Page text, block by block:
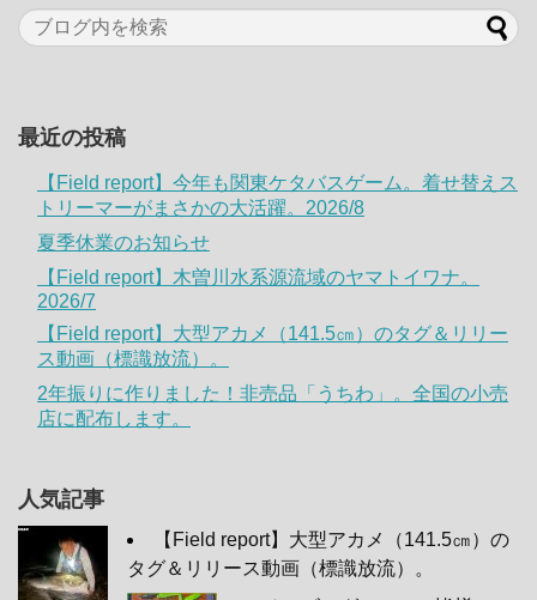
最近の投稿
【Field report】今年も関東ケタバスゲーム。着せ替えス
トリーマーがまさかの大活躍。2026/8
夏季休業のお知らせ
【Field report】木曽川水系源流域のヤマトイワナ。
2026/7
【Field report】大型アカメ（141.5㎝）のタグ＆リリー
ス動画（標識放流）。
2年振りに作りました！非売品「うちわ」。全国の小売
店に配布します。
人気記事
【Field report】大型アカメ（141.5㎝）の
タグ＆リリース動画（標識放流）。